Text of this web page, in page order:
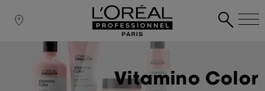
Vitamino Color